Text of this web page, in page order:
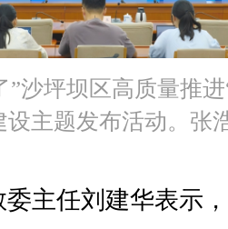
”沙坪坝区高质量推
设主题发布活动。张
任刘建华表示，